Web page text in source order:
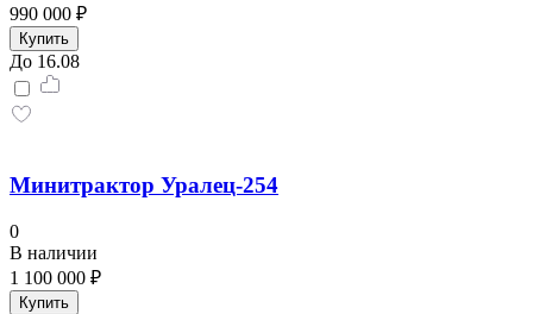
990 000 ₽
Купить
До 16.08
Минитрактор Уралец-254
0
В наличии
1 100 000 ₽
Купить